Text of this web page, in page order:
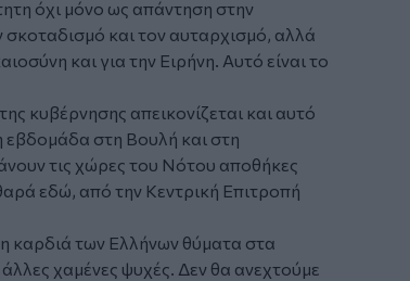
όχι μόνο ως απάντηση στην
και τον αυταρχισμό, αλλά
και για την Ειρήνη. Αυτό είναι το
κυβέρνησης απεικονίζεται και αυτό
εβδομάδα στη Βουλή και στη
τις χώρες του Νότου αποθήκες
εδώ, από την Κεντρική Επιτροπή
η καρδιά των Ελλήνων θύματα στα
χαμένες ψυχές. Δεν θα ανεχτούμε